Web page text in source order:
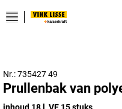
Nr.: 735427 49
Prullenbak van